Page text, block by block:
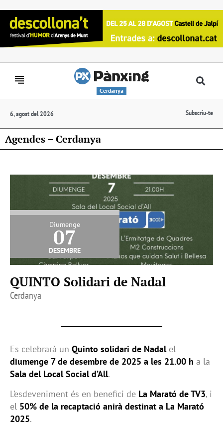
Cerdanya
6, agost del 2026 Subscriu-te
Agendes – Cerdanya
Diumenge
07
desembre
QUINTO Solidari de Nadal
Cerdanya
Es celebrarà un Quinto solidari de Nadalel
diumenge 7 de desembre de 2025 a les 21.00 h a la
Sala del Local Social d’All.
L’esdeveniment és en benefici de La Marató de TV3, i
el 50% de la recaptació anirà destinat a La Marató
2025.